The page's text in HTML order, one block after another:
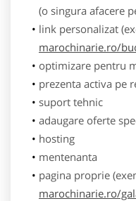
(o singura afacere
link personalizat
marochinarie.ro/
optimizare pentru
prezenta activa pe
suport tehnic
adaugare oferte
hosting
mentenanta
pagina proprie
marochinarie.ro/